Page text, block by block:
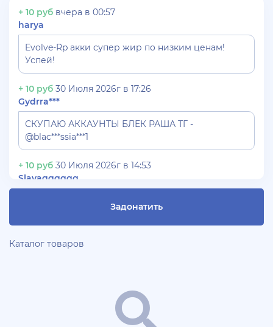
+ 10 руб вчера в 00:57
harya
Evolve-Rp акки супер жир по низким ценам!
Успей!
+ 10 руб 30 Июля 2026г в 17:26
Gydrra***
СКУПАЮ АККАУНТЫ БЛЕК РАША ТГ -
@blac***ssia***1
+ 10 руб 30 Июля 2026г в 14:53
Slavagggggg
+ 10 руб 28 Июля 2026г в 19:21
Blac***ssia12366
28 Июля 2026г в 19:10
Задонатить
Каталог товаров